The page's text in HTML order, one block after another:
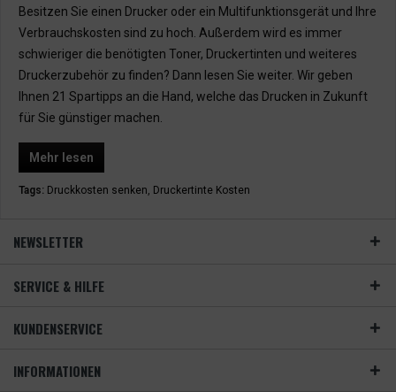
Besitzen Sie einen Drucker oder ein Multifunktionsgerät und Ihre
Verbrauchskosten sind zu hoch. Außerdem wird es immer
schwieriger die benötigten Toner, Druckertinten und weiteres
Druckerzubehör zu finden? Dann lesen Sie weiter. Wir geben
Ihnen 21 Spartipps an die Hand, welche das Drucken in Zukunft
für Sie günstiger machen.
Mehr lesen
Tags: Druckkosten senken, Druckertinte Kosten
NEWSLETTER
SERVICE & HILFE
KUNDENSERVICE
INFORMATIONEN